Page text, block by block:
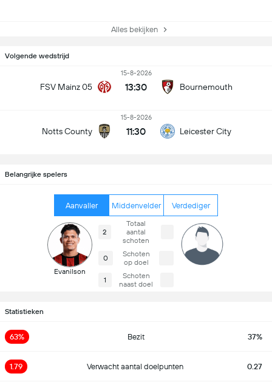
Alles bekijken
Volgende wedstrijd
FSV Mainz 05
15-8-2026
13:30 Bournemouth
Notts County
15-8-2026
11:30 Leicester City
Belangrijke spelers
Aanvaller Middenvelder Verdediger
Evanilson
2
Totaal
aantal
schoten
0
Schoten
op doel
1
Schoten
naast doel
Statistieken
63% Bezit 37%
1.79 Verwacht aantal doelpunten 0.27